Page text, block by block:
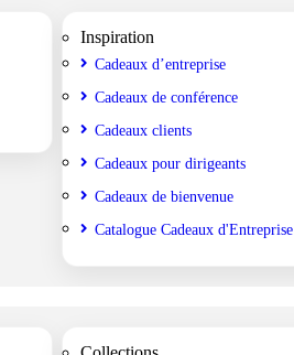
Inspiration
Cadeaux d’entreprise
Cadeaux de conférence
Cadeaux clients
Cadeaux pour dirigeants
Cadeaux de bienvenue
Catalogue Cadeaux d'Entreprise